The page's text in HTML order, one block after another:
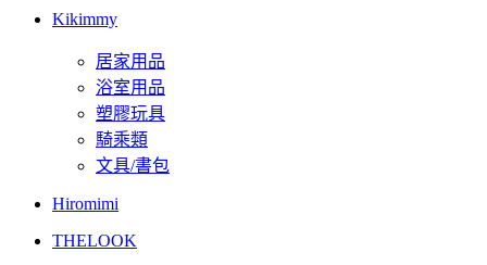
Kikimmy
居家用品
浴室用品
塑膠玩具
騎乘類
文具/書包
Hiromimi
THELOOK